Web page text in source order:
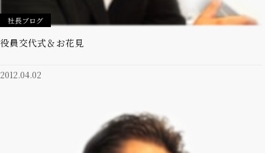
社長ブログ
役員交代式＆お花見
2012.04.02